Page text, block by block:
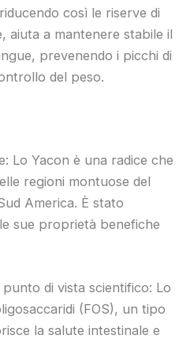
così le riserve di
aiuta a mantenere stabile il
prevenendo i picchi di
del peso.
Lo Yacon è una radice che
regioni montuose del
America. È stato
sue proprietà benefiche
di vista scientifico: Lo
(FOS), un tipo
la salute intestinale e